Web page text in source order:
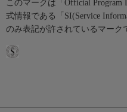
このマークは「Official Program
式情報である「SI(Service
のみ表記が許されているマーク